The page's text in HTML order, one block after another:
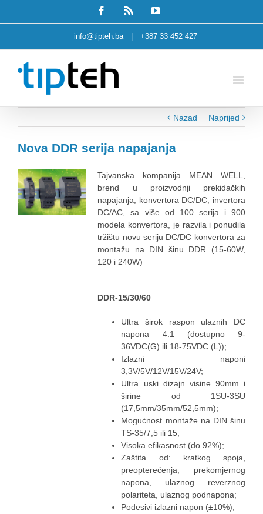
Facebook Youtube
info@tipteh.ba +387 33 452 427
Nazad Naprijed
Nova DDR serija napajanja
Tajvanska kompanija MEAN WELL,
brend u proizvodnji prekidačkih
napajanja, konvertora DC/DC, invertora
DC/AC, sa više od 100 serija i 900
modela konvertora, je razvila i ponudila
tržištu novu seriju DC/DC konvertora za
montažu na DIN šinu DDR (15-60W,
120 i 240W)
DDR-15/30/60
Ultra širok raspon ulaznih DC
napona 4:1 (dostupno 9-
36VDC(G) ili 18-75VDC (L));
Izlazni naponi
3,3V/5V/12V/15V/24V;
Ultra uski dizajn visine 90mm i
širine od 1SU-3SU
(17,5mm/35mm/52,5mm);
Mogućnost montaže na DIN šinu
TS-35/7,5 ili 15;
Visoka efikasnost (do 92%);
Zaštita od: kratkog spoja,
preopterećenja, prekomjernog
napona, ulaznog reverznog
polariteta, ulaznog podnapona;
Podesivi izlazni napon (±10%);